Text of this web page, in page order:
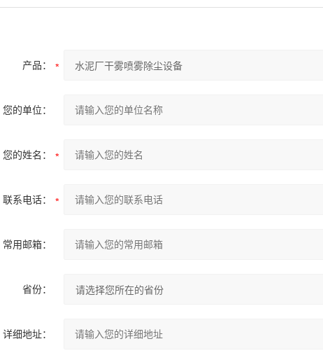
产品：
您的单位：
您的姓名：
联系电话：
常用邮箱：
省份：
详细地址：